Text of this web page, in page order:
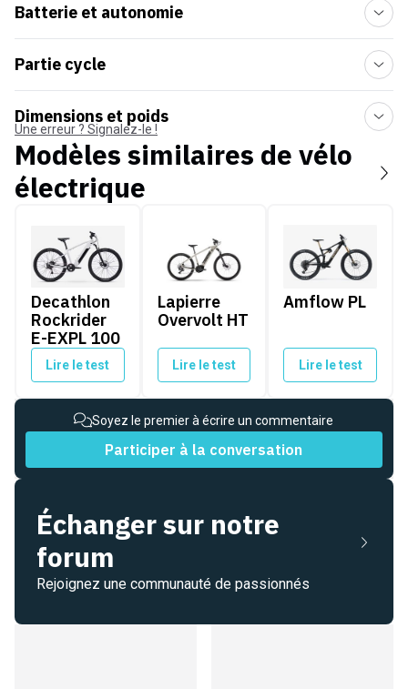
Batterie et autonomie
Partie cycle
Dimensions et poids
Une erreur ? Signalez-le !
Modèles similaires de vélo
électrique
Decathlon Rockrider E-EXPL 100
Decathlon
Rockrider
E-EXPL 100
Lire le test
Lapierre
Overvolt HT
Lire le test
Amflow PL
Lire le test
Soyez le premier à écrire un commentaire
Participer à la conversation
Échanger sur notre
forum
Rejoignez une communauté de passionnés